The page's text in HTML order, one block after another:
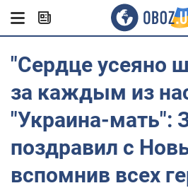
"Сердце усеяно
за каждым из
"Украина-мать":
поздравил с
вспомнив всех